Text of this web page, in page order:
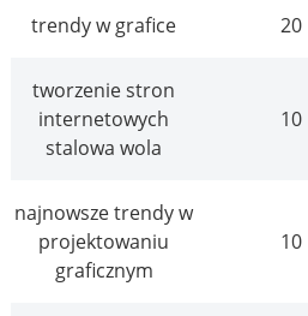
trendy w grafice 20
tworzenie stron
internetowych
stalowa wola
10
najnowsze trendy w
projektowaniu
graficznym
10